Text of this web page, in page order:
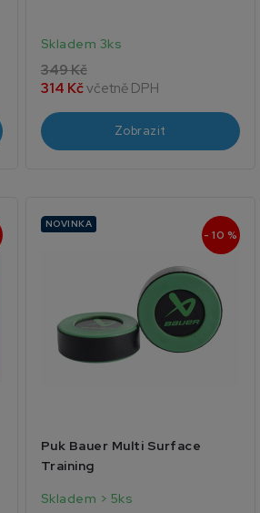
Skladem 3ks
349 Kč
314 Kčvčetně DPH
Zobrazit
NOVINKA
- 10 %
Puk Bauer Multi Surface
Training
Skladem > 5ks